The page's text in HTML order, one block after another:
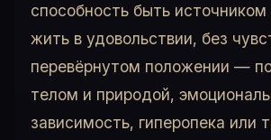
способность быть
жить в удовольствии, без
перевёрнутом положении —
телом и природой,
зависимость, гиперопека или